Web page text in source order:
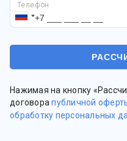
Телефон
Нажимая на кнопку
договорапубличной
обработку персональных